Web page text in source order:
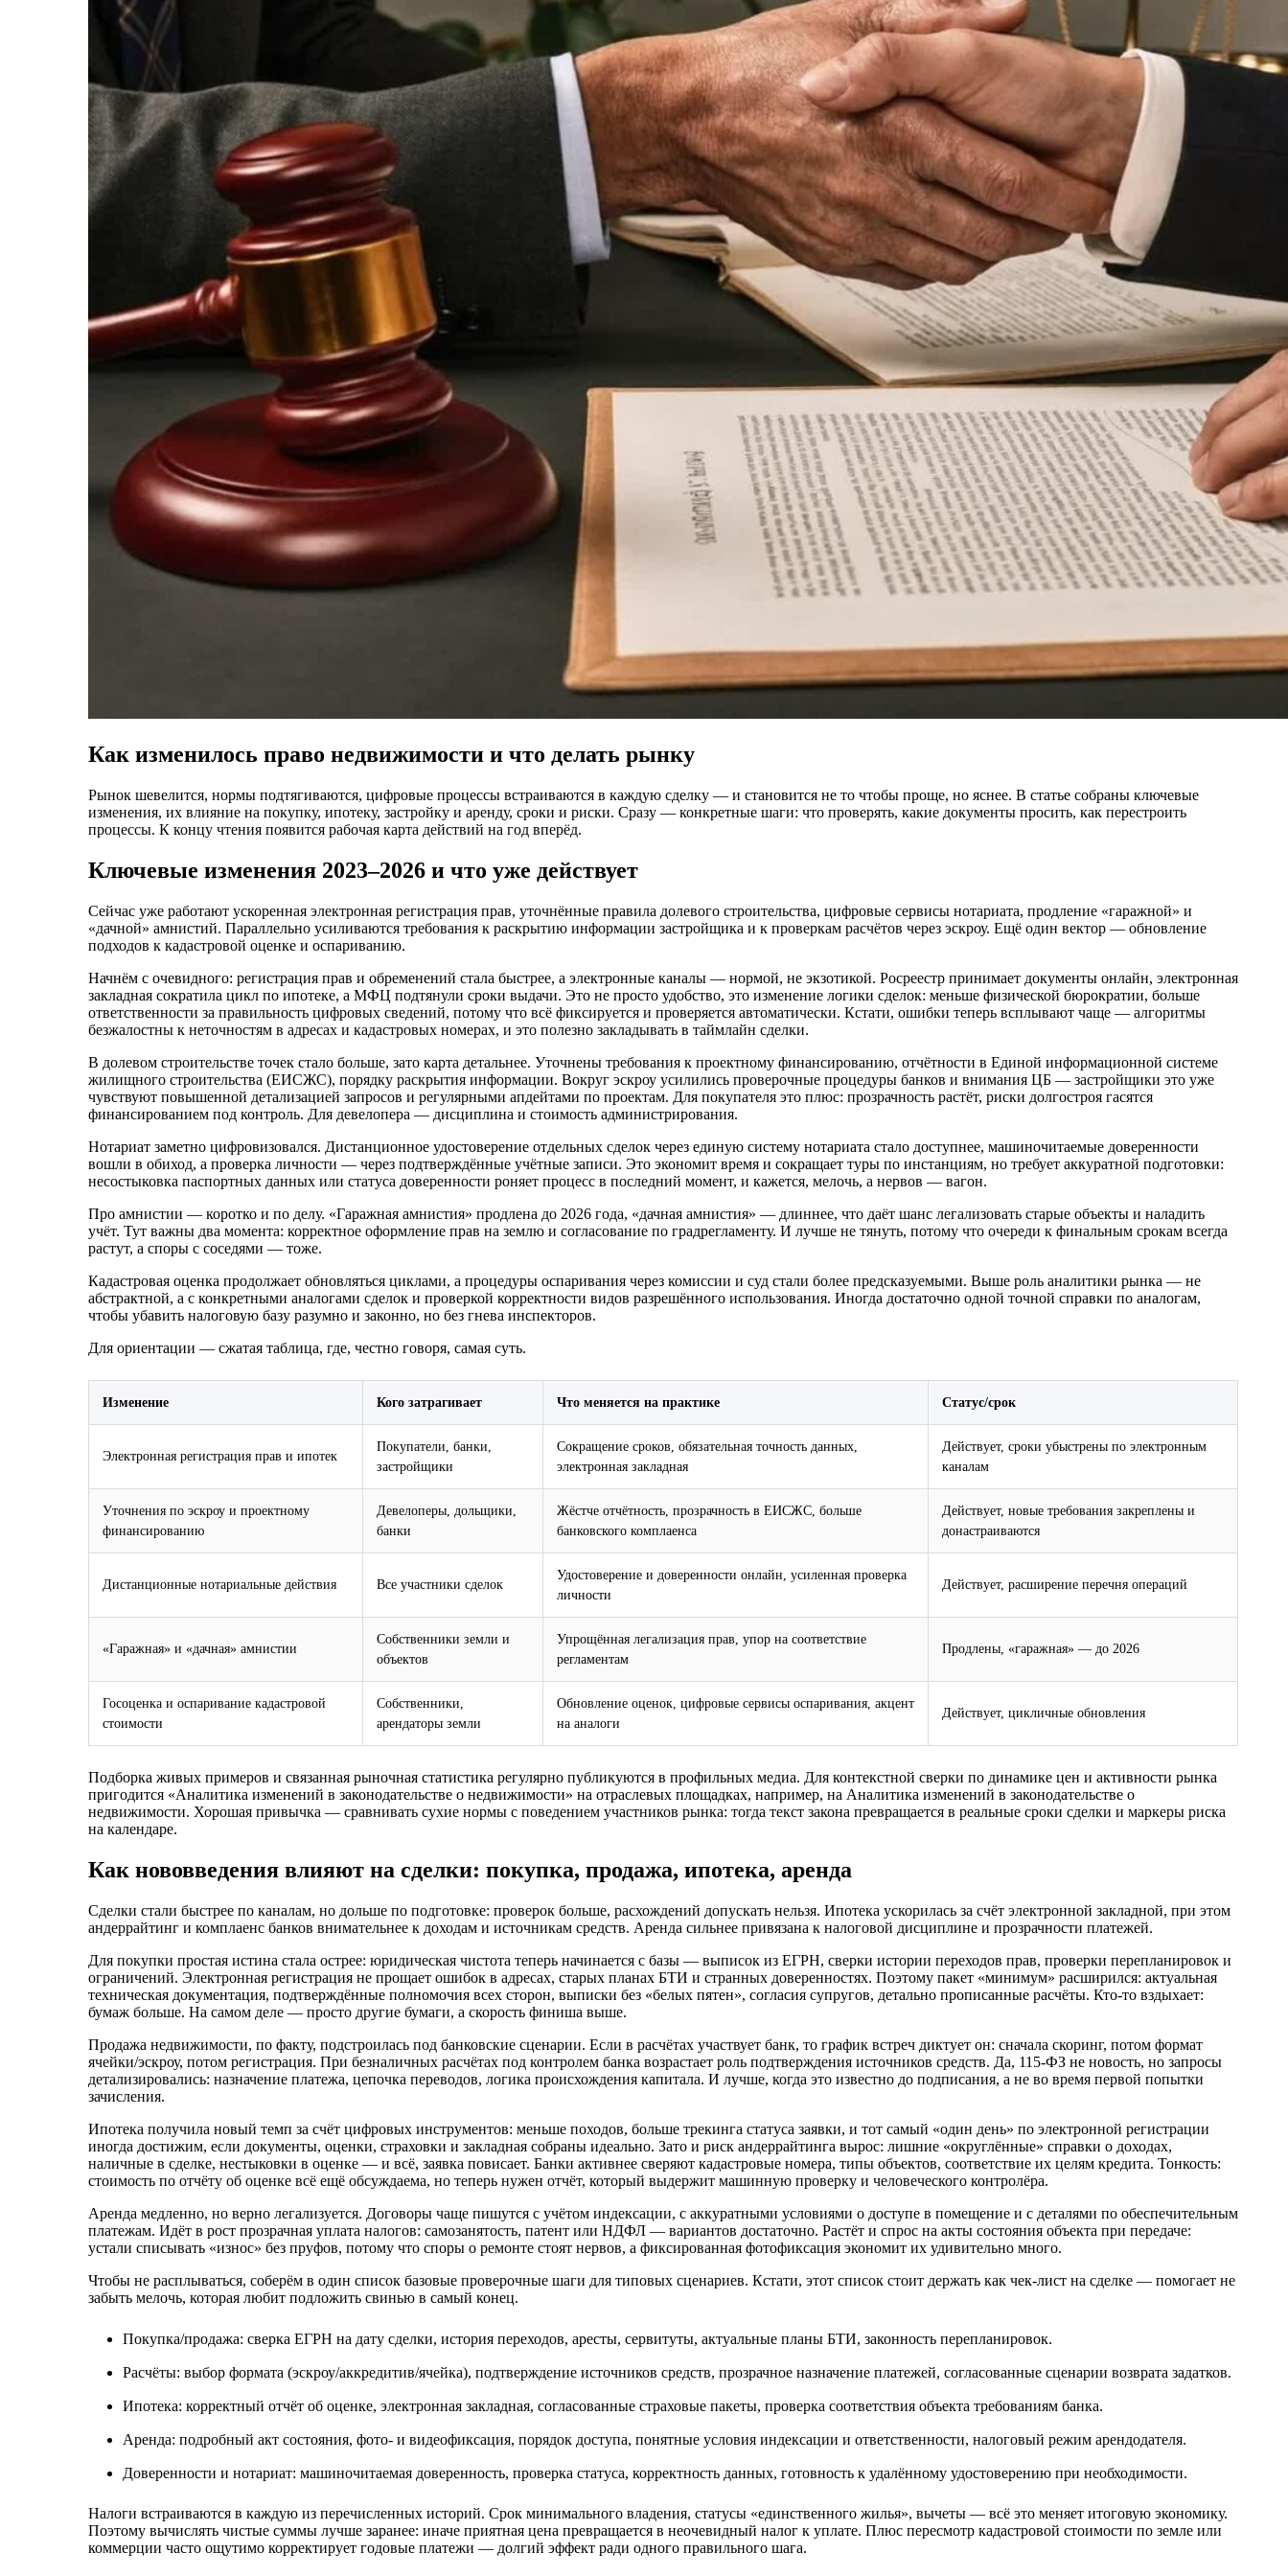
Как изменилось право недвижимости и что делать рынку
Рынок шевелится, нормы подтягиваются, цифровые процессы встраиваются в каждую сделку — и становится не то чтобы проще, но яснее. В статье собраны ключевые
изменения, их влияние на покупку, ипотеку, застройку и аренду, сроки и риски. Сразу — конкретные шаги: что проверять, какие документы просить, как перестроить
процессы. К концу чтения появится рабочая карта действий на год вперёд.
Ключевые изменения 2023–2026 и что уже действует
Сейчас уже работают ускоренная электронная регистрация прав, уточнённые правила долевого строительства, цифровые сервисы нотариата, продление «гаражной» и
«дачной» амнистий. Параллельно усиливаются требования к раскрытию информации застройщика и к проверкам расчётов через эскроу. Ещё один вектор — обновление
подходов к кадастровой оценке и оспариванию.
Начнём с очевидного: регистрация прав и обременений стала быстрее, а электронные каналы — нормой, не экзотикой. Росреестр принимает документы онлайн, электронная
закладная сократила цикл по ипотеке, а МФЦ подтянули сроки выдачи. Это не просто удобство, это изменение логики сделок: меньше физической бюрократии, больше
ответственности за правильность цифровых сведений, потому что всё фиксируется и проверяется автоматически. Кстати, ошибки теперь всплывают чаще — алгоритмы
безжалостны к неточностям в адресах и кадастровых номерах, и это полезно закладывать в таймлайн сделки.
В долевом строительстве точек стало больше, зато карта детальнее. Уточнены требования к проектному финансированию, отчётности в Единой информационной системе
жилищного строительства (ЕИСЖС), порядку раскрытия информации. Вокруг эскроу усилились проверочные процедуры банков и внимания ЦБ — застройщики это уже
чувствуют повышенной детализацией запросов и регулярными апдейтами по проектам. Для покупателя это плюс: прозрачность растёт, риски долгостроя гасятся
финансированием под контроль. Для девелопера — дисциплина и стоимость администрирования.
Нотариат заметно цифровизовался. Дистанционное удостоверение отдельных сделок через единую систему нотариата стало доступнее, машиночитаемые доверенности
вошли в обиход, а проверка личности — через подтверждённые учётные записи. Это экономит время и сокращает туры по инстанциям, но требует аккуратной подготовки:
несостыковка паспортных данных или статуса доверенности роняет процесс в последний момент, и кажется, мелочь, а нервов — вагон.
Про амнистии — коротко и по делу. «Гаражная амнистия» продлена до 2026 года, «дачная амнистия» — длиннее, что даёт шанс легализовать старые объекты и наладить
учёт. Тут важны два момента: корректное оформление прав на землю и согласование по градрегламенту. И лучше не тянуть, потому что очереди к финальным срокам всегда
растут, а споры с соседями — тоже.
Кадастровая оценка продолжает обновляться циклами, а процедуры оспаривания через комиссии и суд стали более предсказуемыми. Выше роль аналитики рынка — не
абстрактной, а с конкретными аналогами сделок и проверкой корректности видов разрешённого использования. Иногда достаточно одной точной справки по аналогам,
чтобы убавить налоговую базу разумно и законно, но без гнева инспекторов.
Для ориентации — сжатая таблица, где, честно говоря, самая суть.
Изменение Кого затрагивает Что меняется на практике Статус/срок
Электронная регистрация прав и ипотек
Покупатели, банки,
застройщики
Сокращение сроков, обязательная точность данных,
электронная закладная
Действует, сроки убыстрены по электронным
каналам
Уточнения по эскроу и проектному
финансированию
Девелоперы, дольщики,
банки
Жёстче отчётность, прозрачность в ЕИСЖС, больше
банковского комплаенса
Действует, новые требования закреплены и
донастраиваются
Дистанционные нотариальные действия Все участники сделок
Удостоверение и доверенности онлайн, усиленная проверка
личности
Действует, расширение перечня операций
«Гаражная» и «дачная» амнистии
Собственники земли и
объектов
Упрощённая легализация прав, упор на соответствие
регламентам
Продлены, «гаражная» — до 2026
Госоценка и оспаривание кадастровой
стоимости
Собственники,
арендаторы земли
Обновление оценок, цифровые сервисы оспаривания, акцент
на аналоги
Действует, цикличные обновления
Подборка живых примеров и связанная рыночная статистика регулярно публикуются в профильных медиа. Для контекстной сверки по динамике цен и активности рынка
пригодится «Аналитика изменений в законодательстве о недвижимости» на отраслевых площадках, например, на Аналитика изменений в законодательстве о
недвижимости. Хорошая привычка — сравнивать сухие нормы с поведением участников рынка: тогда текст закона превращается в реальные сроки сделки и маркеры риска
на календаре.
Как нововведения влияют на сделки: покупка, продажа, ипотека, аренда
Сделки стали быстрее по каналам, но дольше по подготовке: проверок больше, расхождений допускать нельзя. Ипотека ускорилась за счёт электронной закладной, при этом
андеррайтинг и комплаенс банков внимательнее к доходам и источникам средств. Аренда сильнее привязана к налоговой дисциплине и прозрачности платежей.
Для покупки простая истина стала острее: юридическая чистота теперь начинается с базы — выписок из ЕГРН, сверки истории переходов прав, проверки перепланировок и
ограничений. Электронная регистрация не прощает ошибок в адресах, старых планах БТИ и странных доверенностях. Поэтому пакет «минимум» расширился: актуальная
техническая документация, подтверждённые полномочия всех сторон, выписки без «белых пятен», согласия супругов, детально прописанные расчёты. Кто-то вздыхает:
бумаж больше. На самом деле — просто другие бумаги, а скорость финиша выше.
Продажа недвижимости, по факту, подстроилась под банковские сценарии. Если в расчётах участвует банк, то график встреч диктует он: сначала скоринг, потом формат
ячейки/эскроу, потом регистрация. При безналичных расчётах под контролем банка возрастает роль подтверждения источников средств. Да, 115‑ФЗ не новость, но запросы
детализировались: назначение платежа, цепочка переводов, логика происхождения капитала. И лучше, когда это известно до подписания, а не во время первой попытки
зачисления.
Ипотека получила новый темп за счёт цифровых инструментов: меньше походов, больше трекинга статуса заявки, и тот самый «один день» по электронной регистрации
иногда достижим, если документы, оценки, страховки и закладная собраны идеально. Зато и риск андеррайтинга вырос: лишние «округлённые» справки о доходах,
наличные в сделке, нестыковки в оценке — и всё, заявка повисает. Банки активнее сверяют кадастровые номера, типы объектов, соответствие их целям кредита. Тонкость:
стоимость по отчёту об оценке всё ещё обсуждаема, но теперь нужен отчёт, который выдержит машинную проверку и человеческого контролёра.
Аренда медленно, но верно легализуется. Договоры чаще пишутся с учётом индексации, с аккуратными условиями о доступе в помещение и с деталями по обеспечительным
платежам. Идёт в рост прозрачная уплата налогов: самозанятость, патент или НДФЛ — вариантов достаточно. Растёт и спрос на акты состояния объекта при передаче:
устали списывать «износ» без пруфов, потому что споры о ремонте стоят нервов, а фиксированная фотофиксация экономит их удивительно много.
Чтобы не расплываться, соберём в один список базовые проверочные шаги для типовых сценариев. Кстати, этот список стоит держать как чек-лист на сделке — помогает не
забыть мелочь, которая любит подложить свинью в самый конец.
Покупка/продажа: сверка ЕГРН на дату сделки, история переходов, аресты, сервитуты, актуальные планы БТИ, законность перепланировок.
Расчёты: выбор формата (эскроу/аккредитив/ячейка), подтверждение источников средств, прозрачное назначение платежей, согласованные сценарии возврата задатков.
Ипотека: корректный отчёт об оценке, электронная закладная, согласованные страховые пакеты, проверка соответствия объекта требованиям банка.
Аренда: подробный акт состояния, фото- и видеофиксация, порядок доступа, понятные условия индексации и ответственности, налоговый режим арендодателя.
Доверенности и нотариат: машиночитаемая доверенность, проверка статуса, корректность данных, готовность к удалённому удостоверению при необходимости.
Налоги встраиваются в каждую из перечисленных историй. Срок минимального владения, статусы «единственного жилья», вычеты — всё это меняет итоговую экономику.
Поэтому вычислять чистые суммы лучше заранее: иначе приятная цена превращается в неочевидный налог к уплате. Плюс пересмотр кадастровой стоимости по земле или
коммерции часто ощутимо корректирует годовые платежи — долгий эффект ради одного правильного шага.